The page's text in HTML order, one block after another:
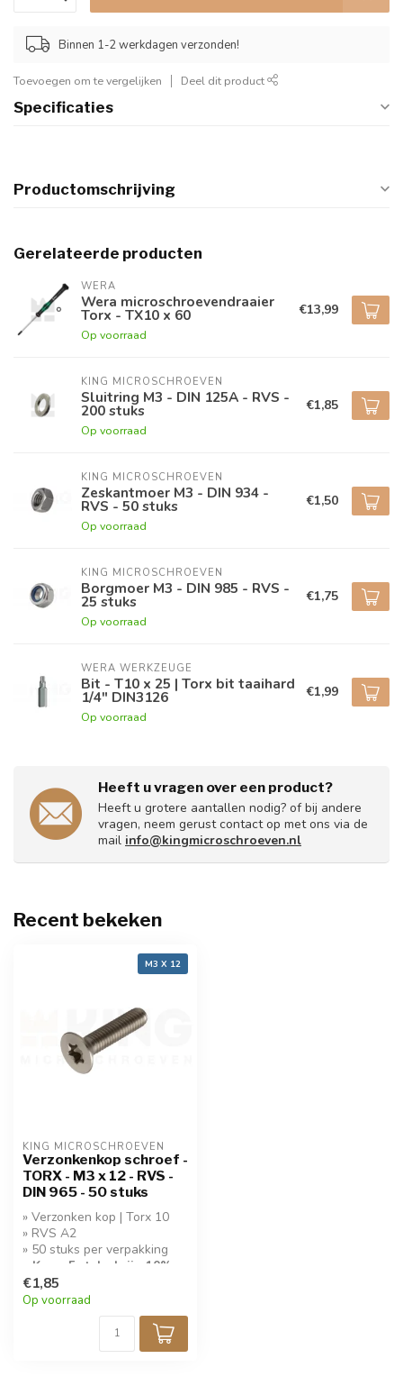
Binnen 1-2 werkdagen verzonden!
Toevoegen om te vergelijken Deel dit product
Specificaties
Productomschrijving
Gerelateerde producten
WERA
Wera microschroevendraaier
Torx - TX10 x 60
Op voorraad
€13,99
KING MICROSCHROEVEN
Sluitring M3 - DIN 125A - RVS -
200 stuks
Op voorraad
€1,85
KING MICROSCHROEVEN
Zeskantmoer M3 - DIN 934 -
RVS - 50 stuks
Op voorraad
€1,50
KING MICROSCHROEVEN
Borgmoer M3 - DIN 985 - RVS -
25 stuks
Op voorraad
€1,75
WERA WERKZEUGE
Bit - T10 x 25 | Torx bit taaihard
1/4" DIN3126
Op voorraad
€1,99
Heeft u vragen over een product?
Heeft u grotere aantallen nodig? of bij andere
vragen, neem gerust contact op met ons via de
mail info@kingmicroschroeven.nl
Recent bekeken
M3 X 12
KING MICROSCHROEVEN
Verzonkenkop schroef -
TORX - M3 x 12 - RVS -
DIN 965 - 50 stuks
» Verzonken kop | Torx 10
» RVS A2
» 50 stuks per verpakking
» Koop 5 stuks krijg 10%
korting!
€1,85
Op voorraad